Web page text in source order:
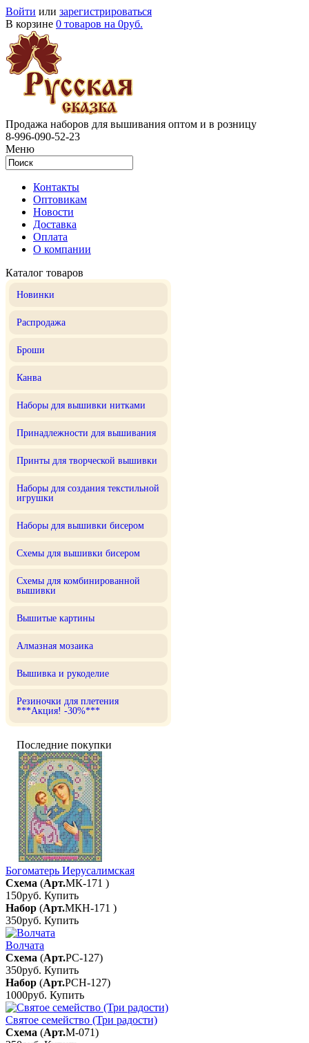
Войти или зарегистрироваться
В корзине 0 товаров на 0руб.
Продажа наборов для вышивания оптом и в розницу
8-996-090-52-23
Меню
Контакты
Оптовикам
Новости
Доставка
Оплата
О компании
Каталог товаров
Новинки
Распродажа
Броши
Канва
Наборы для вышивки нитками
Принадлежности для вышивания
Принты для творческой вышивки
Наборы для создания текстильной
игрушки
Наборы для вышивки бисером
Схемы для вышивки бисером
Схемы для комбинированной
вышивки
Вышитые картины
Алмазная мозаика
Вышивка и рукоделие
Резиночки для плетения
***Акция! -30%***
Последние покупки
Богоматерь Иерусалимская
Схема (Арт.МК-171 )
150руб. Купить
Набор (Арт.МКН-171 )
350руб. Купить
Волчата
Схема (Арт.РС-127)
350руб. Купить
Набор (Арт.РСН-127)
1000руб. Купить
Святое семейство (Три радости)
Схема (Арт.М-071)